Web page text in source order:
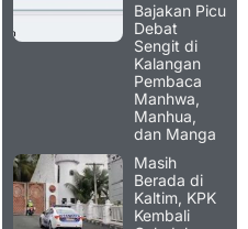
Bajakan Picu
Debat
Sengit di
Kalangan
Pembaca
Manhwa,
Manhua,
dan Manga
Masih
Berada di
Kaltim, KPK
Kembali